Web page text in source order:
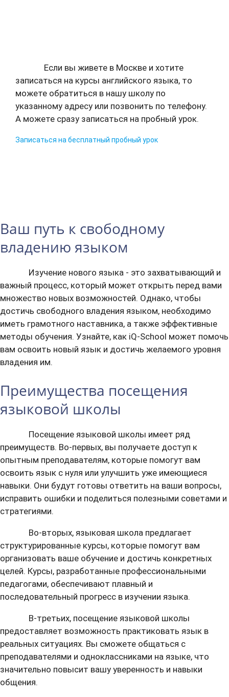
Если вы живете в Москве и хотите
записаться на курсы английского языка, то
можете обратиться в нашу школу по
указанному адресу или позвонить по телефону.
А можете сразу записаться на пробный урок.
Записаться на бесплатный пробный урок
Ваш путь к свободному
владению языком
Изучение нового языка - это захватывающий и
важный процесс, который может открыть перед вами
множество новых возможностей. Однако, чтобы
достичь свободного владения языком, необходимо
иметь грамотного наставника, а также эффективные
методы обучения. Узнайте, как iQ-School может помочь
вам освоить новый язык и достичь желаемого уровня
владения им.
Преимущества посещения
языковой школы
Посещение языковой школы имеет ряд
преимуществ. Во-первых, вы получаете доступ к
опытным преподавателям, которые помогут вам
освоить язык с нуля или улучшить уже имеющиеся
навыки. Они будут готовы ответить на ваши вопросы,
исправить ошибки и поделиться полезными советами и
стратегиями.
Во-вторых, языковая школа предлагает
структурированные курсы, которые помогут вам
организовать ваше обучение и достичь конкретных
целей. Курсы, разработанные профессиональными
педагогами, обеспечивают плавный и
последовательный прогресс в изучении языка.
В-третьих, посещение языковой школы
предоставляет возможность практиковать язык в
реальных ситуациях. Вы сможете общаться с
преподавателями и одноклассниками на языке, что
значительно повысит вашу уверенность и навыки
общения.